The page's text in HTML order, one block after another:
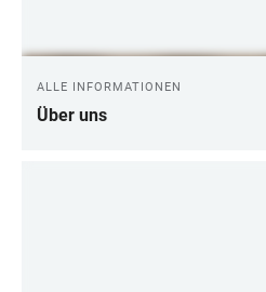
ALLE INFORMATIONEN
Über uns